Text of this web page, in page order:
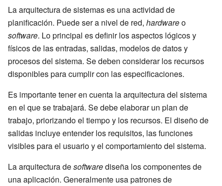
La arquitectura de sistemas es una actividad de
planificación. Puede ser a nivel de red, hardwareo
software. Lo principal es definir los aspectos lógicos y
físicos de las entradas, salidas, modelos de datos y
procesos del sistema. Se deben considerar los recursos
disponibles para cumplir con las especificaciones.
Es importante tener en cuenta la arquitectura del sistema
en el que se trabajará. Se debe elaborar un plan de
trabajo, priorizando el tiempo y los recursos. El diseño de
salidas incluye entender los requisitos, las funciones
visibles para el usuario y el comportamiento del sistema.
La arquitectura desoftwarediseña los componentes de
una aplicación. Generalmente usa patrones de